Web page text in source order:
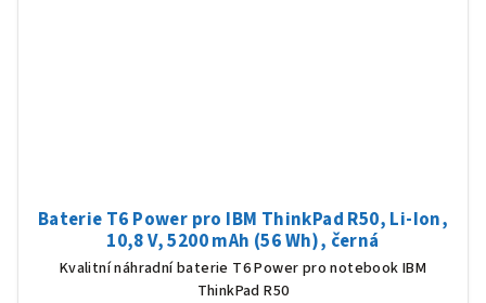
Baterie T6 Power pro IBM ThinkPad R50, Li-Ion,
10,8 V, 5200 mAh (56 Wh), černá
Kvalitní náhradní baterie T6 Power pro notebook IBM
ThinkPad R50